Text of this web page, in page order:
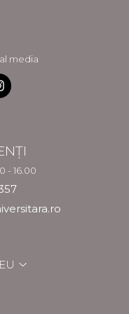
media
- 16.00